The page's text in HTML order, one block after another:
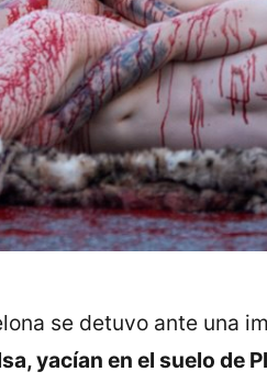
se detuvo ante una
yacían en el suelo de